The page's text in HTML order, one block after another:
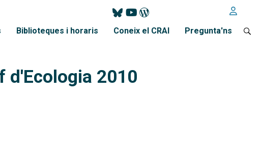
Biblioteques i horaris Coneix el CRAI Pregunta'ns
d'Ecologia 2010